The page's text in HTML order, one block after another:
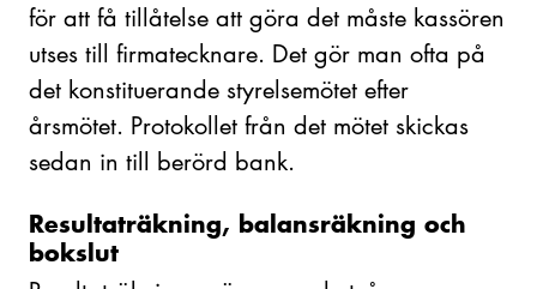
för att få tillåtelse att göra det måste kassören
utses till firmatecknare. Det gör man ofta på
det konstituerande styrelsemötet efter
årsmötet. Protokollet från det mötet skickas
sedan in till berörd bank.
Resultaträkning, balansräkning och
bokslut